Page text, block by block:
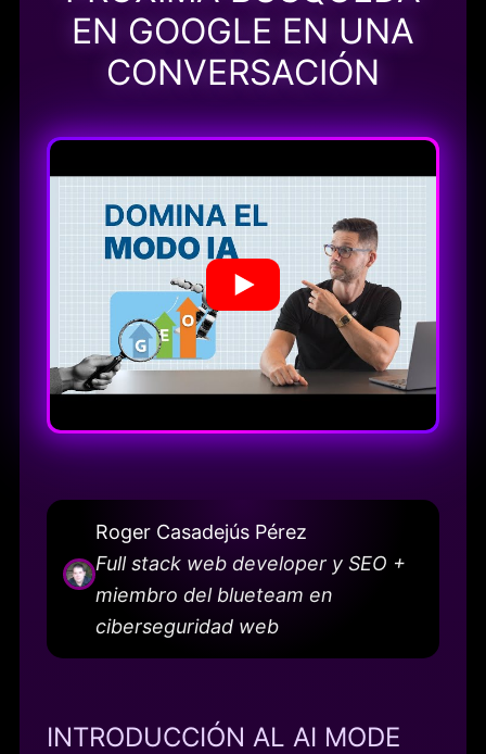
EN GOOGLE EN UNA
CONVERSACIÓN
Roger Casadejús Pérez
Full stack web developer y SEO +
miembro del blueteam en
ciberseguridad web
INTRODUCCIÓN AL AI MODE